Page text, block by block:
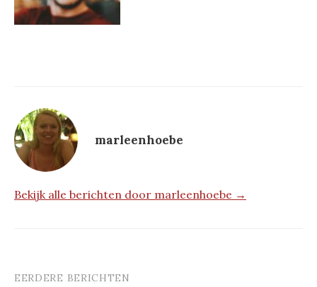
marleenhoebe
Bekijk alle berichten door marleenhoebe →
EERDERE BERICHTEN